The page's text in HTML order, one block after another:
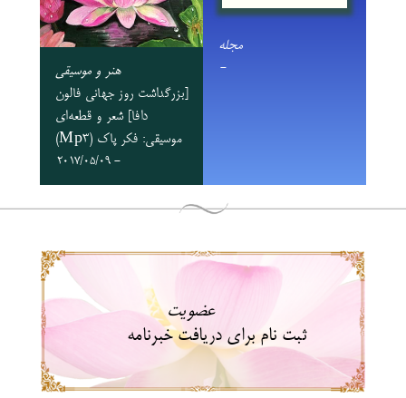
مجله
-
هنر و موسیقی
[بزرگداشت روز جهانی فالون
دافا] شعر و قطعه‌ای
موسیقی: فکر پاک (Mp3)
- 2017/05/09
عضویت
ثبت نام برای دریافت خبرنامه